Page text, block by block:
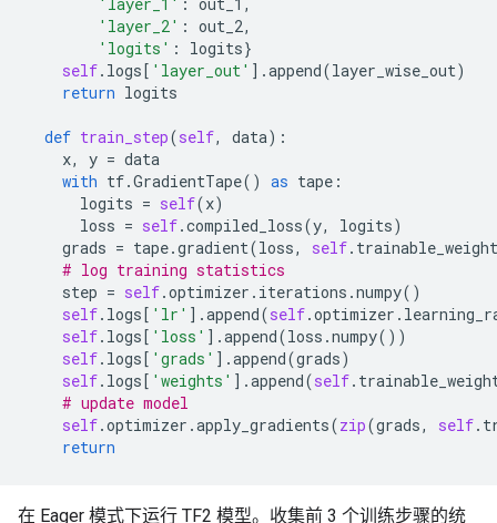
'layer_2' : out_2,
'logits' : logits}
self. logs[ 'layer_out' ] .append(layer_wise_out)
return logits
def train_step(self, data):
x, y = data
with tf.GradientTape() as tape :
logits = self(x)
loss = self.compiled_loss(y, logits)
grads = tape.gradient(loss, self.
# log training statistics
step = self.optimizer . iterations .numpy()
self. logs[ 'lr' ] .append(self.optimizer .
self. logs[ 'loss' ] .append(loss .numpy())
self. logs[ 'grads' ] .append(grads)
self. logs[ 'weights' ] .append(self.
# update model
self.optimizer .apply_gradients(zip(grads, self.
return
在 Eager 模式下运行 TF2 模型。收集前 3 个训练步骤的统